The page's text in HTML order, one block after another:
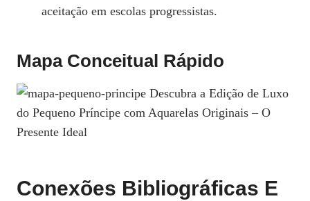
aceitação em escolas progressistas.
Mapa Conceitual Rápido
Conexões Bibliográficas E